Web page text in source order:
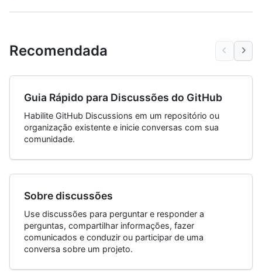
Recomendada
Guia Rápido para Discussões do GitHub
Habilite GitHub Discussions em um repositório ou
organização existente e inicie conversas com sua
comunidade.
Sobre discussões
Use discussões para perguntar e responder a
perguntas, compartilhar informações, fazer
comunicados e conduzir ou participar de uma
conversa sobre um projeto.